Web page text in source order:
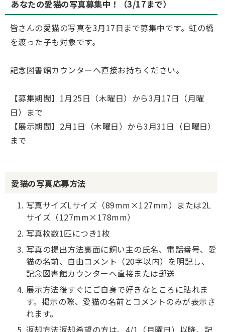
あなたの愛猫の写真募集中！（3/17まで）
皆さんの愛猫の写真を3月17日まで募集中です。虹の橋
を渡った子も対象です。
記念図書館カウンターへ直接お持ちください。
【募集期間】1月25日（木曜日）から3月17日（月曜
日）まで
【展示期間】2月1日（木曜日）から3月31日（日曜日）
まで
愛猫の写真応募方法
写真サイズLサイズ（89mm×127mm）または2L
サイズ（127mm×178mm）
写真枚数1匹につき1枚
写真の提出方法裏面に飼い主の氏名、電話番号、愛
猫の名前、自由コメント（20字以内）を明記し、
記念図書館カウンターへ直接または郵送
展示方法後すぐにご自身で好きなところに貼れま
す。掲示の際、愛猫の名前とコメントのみが表示さ
れます。
返却方法返却希望の方は、4/1（月曜日）以降、記